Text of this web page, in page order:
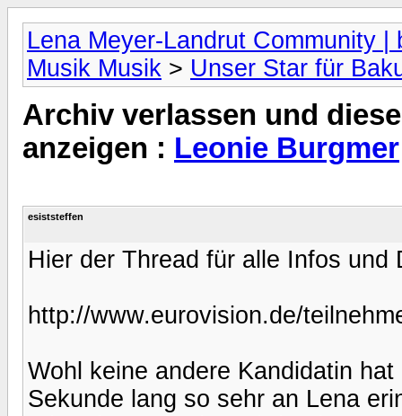
Lena Meyer-Landrut Community |
Musik Musik > Unser Star für
Archiv verlassen und
anzeigen : Leonie Burgmer
esiststeffen
Hier der Thread für alle Infos und
http://www.eurovision.de/
Wohl keine andere Kandidatin
Sekunde lang so sehr an Lena